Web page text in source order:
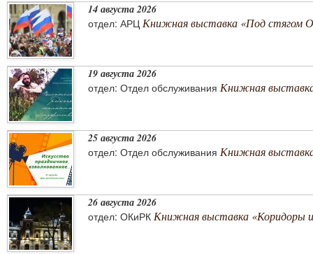
14 августа 2026
отдел: АРЦ Книжная выставка «Под стягом
19 августа 2026
отдел: Отдел обслуживания Книжная
25 августа 2026
отдел: Отдел обслуживания Книжная
26 августа 2026
отдел: ОКиРК Книжная выставка «Коридоры